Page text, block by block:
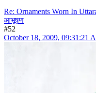
Re: Ornaments Worn In
आभूषण
#52
October 18, 2009, 09:31:21